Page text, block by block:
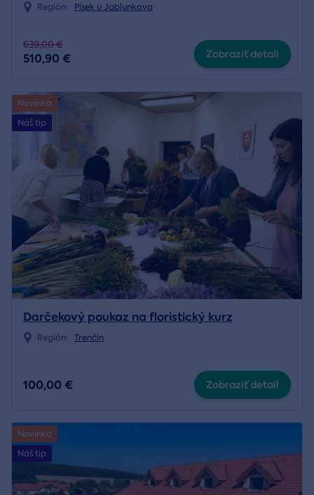
Región: Písek u Jablunkova
639,00 €
510,90 € Zobraziť detail
Novinka
Náš tip
Darčekový poukaz na floristický kurz
Región: Trenčín
100,00 € Zobraziť detail
Novinka
Náš tip